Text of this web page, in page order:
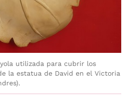
utilizada para cubrir los
la estatua de David en el Victoria